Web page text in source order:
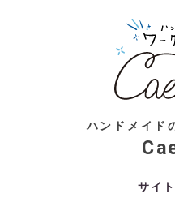
ハンドメイド
サイ